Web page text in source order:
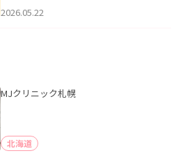
た。
2026.05.22
MJクリニック札幌
北海道